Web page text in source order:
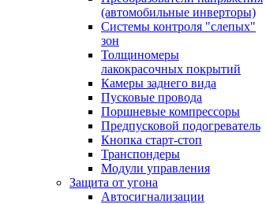
(автомобильные инверторы)
Системы контроля "слепых"
зон
Толщиномеры
лакокрасочных покрытий
Камеры заднего вида
Пусковые провода
Поршневые компрессоры
Предпусковой подогреватель
Кнопка старт-стоп
Транспондеры
Модули управления
Защита от угона
Автосигнализации